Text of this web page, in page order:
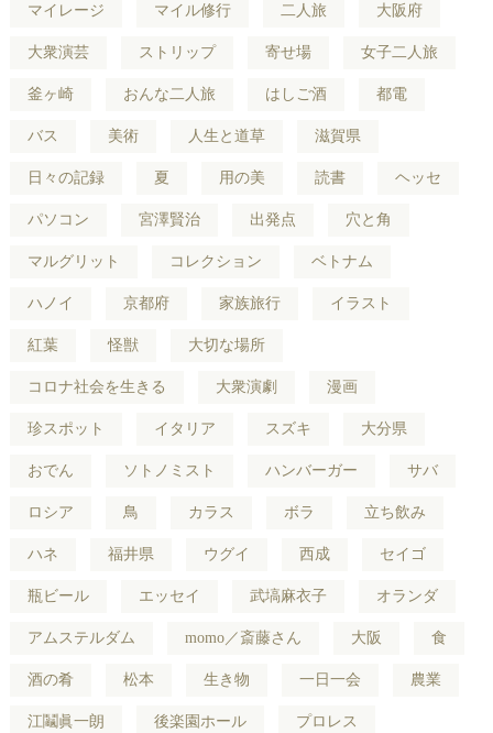
マイレージ マイル修行 二人旅 大阪府
大衆演芸 ストリップ 寄せ場 女子二人旅
釜ヶ崎 おんな二人旅 はしご酒 都電
バス 美術 人生と道草 滋賀県
日々の記録 夏 用の美 読書 ヘッセ
パソコン 宮澤賢治 出発点 穴と角
マルグリット コレクション ベトナム
ハノイ 京都府 家族旅行 イラスト
紅葉 怪獣 大切な場所
コロナ社会を生きる 大衆演劇 漫画
珍スポット イタリア スズキ 大分県
おでん ソトノミスト ハンバーガー サバ
ロシア 鳥 カラス ボラ 立ち飲み
ハネ 福井県 ウグイ 西成 セイゴ
瓶ビール エッセイ 武塙麻衣子 オランダ
アムステルダム momo／斎藤さん 大阪 食
酒の肴 松本 生き物 一日一会 農業
江鬮眞一朗 後楽園ホール プロレス